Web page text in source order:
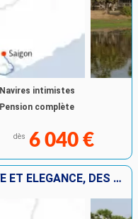
Navires intimistes
Pension complète
dès 6 040 €
CROISIÈRE LE MÉKONG, RÊVE ET ÉLÉGANCE, DES TEMPLES D’ANGKOR À SAÏGON